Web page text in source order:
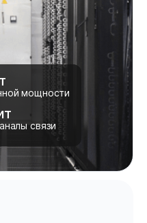
мощности
связи